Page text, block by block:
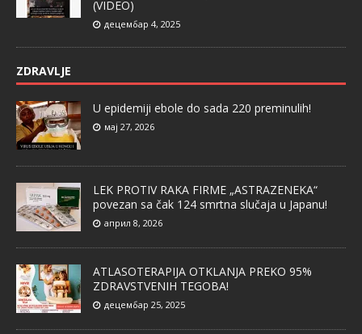
(VIDEO)
децембар 4, 2025
ZDRAVLJE
U epidemiji ebole do sada 220 preminulih!
мај 27, 2026
LEK PROTIV RAKA FIRME „ASTRAZENEKA“
povezan sa čak 124 smrtna slučaja u Japanu!
април 8, 2026
ATLASOTERAPIJA OTKLANJA PREKO 95%
ZDRAVSTVENIH TEGOBA!
децембар 25, 2025